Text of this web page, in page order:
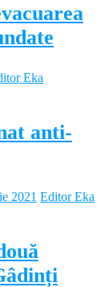
Eka
anti-
2021 Editor Eka